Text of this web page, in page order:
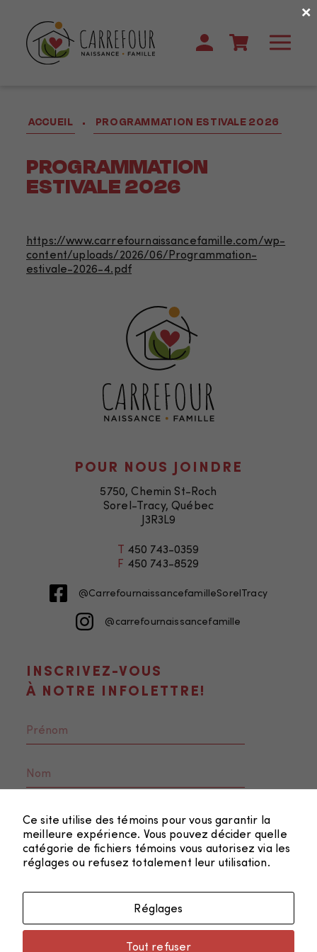
ACCUEIL • PROGRAMMATION ESTIVALE 2026
PROGRAMMATION
ESTIVALE 2026
https://www.carrefournaissancefamille.com/wp-
content/uploads/2026/06/Programmation-
estivale-2026-4.pdf
POUR NOUS JOINDRE
5750, Chemin St-Roch
Sorel-Tracy, Québec
J3R3L9
T 450 743-0359
F 450 743-8529
@CarrefournaissancefamilleSorelTracy
@carrefournaissancefamille
INSCRIVEZ-VOUS
À NOTRE INFOLETTRE!
FAIRE UN DON
×
Ce site utilise des témoins pour vous garantir la
meilleure expérience. Vous pouvez décider quelle
catégorie de fichiers témoins vous autorisez via les
réglages ou refusez totalement leur utilisation.
Réglages
Tout refuser
Nécessaire
témoins ne
sont pas
facultatifs. Ils
nécessaires au
fonctionnement
du site Web.